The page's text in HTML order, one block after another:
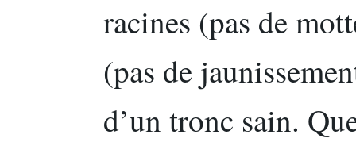
racines (pas de
(pas de
d’un tronc sain.